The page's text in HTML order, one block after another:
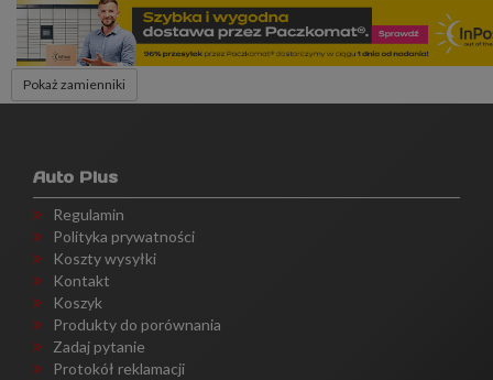
Pokaż zamienniki
Auto Plus
Regulamin
Polityka prywatności
Koszty wysyłki
Kontakt
Koszyk
Produkty do porównania
Zadaj pytanie
Protokół reklamacji